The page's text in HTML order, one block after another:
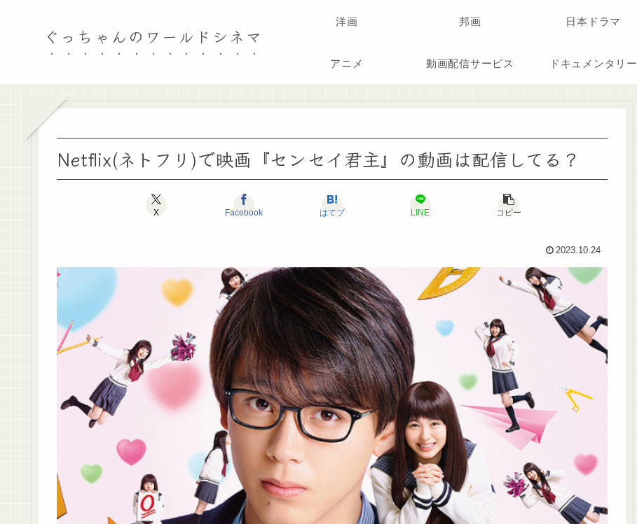
ぐっちゃんのワールドシネマ
洋画 邦画 日本ドラマ
アニメ 動画配信サービス ドキュメンタリー
Netflix(ネトフリ)で映画『センセイ君主』の動画は配信してる？
X Facebook はてブ LINE コピー
2023.10.24